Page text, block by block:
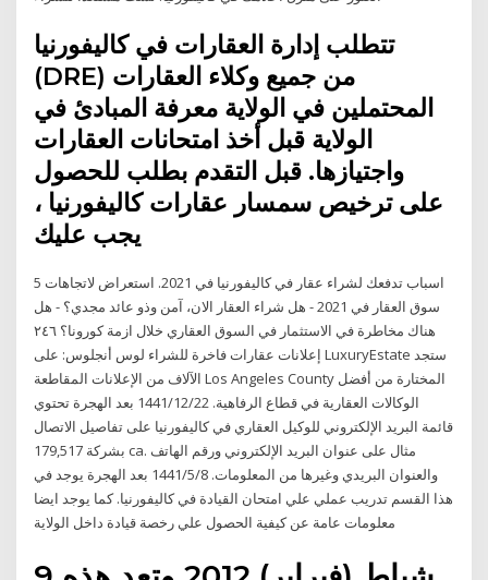
تتطلب إدارة العقارات في كاليفورنيا
(DRE) من جميع وكلاء العقارات
المحتملين في الولاية معرفة المبادئ في
الولاية قبل أخذ امتحانات العقارات
واجتيازها. قبل التقدم بطلب للحصول
على ترخيص سمسار عقارات كاليفورنيا ،
يجب عليك
5 اسباب تدفعك لشراء عقار في كاليفورنيا في 2021. استعراض لاتجاهات
سوق العقار في 2021 - هل شراء العقار الان، آمن وذو عائد مجدي؟ - هل
هناك مخاطرة في الاستثمار في السوق العقاري خلال ازمة كورونا؟ ٢٤٦
إعلانات عقارات فاخرة ﻟﻠﺸﺮاء لوس أنجلوس: على LuxuryEstate ستجد
الآلاف من الإعلانات المقاطعة Los Angeles County المختارة من أفضل
الوكالات العقارية في قطاع الرفاهية. 22‏‏/12‏‏/1441 بعد الهجرة تحتوي
قائمة البريد الإلكتروني للوكيل العقاري في كاليفورنيا على تفاصيل الاتصال
بشركة 179,517 ca. مثال على عنوان البريد الإلكتروني ورقم الهاتف
والعنوان البريدي وغيرها من المعلومات. 8‏‏/5‏‏/1441 بعد الهجرة يوجد في
هذا القسم تدريب عملي علي امتحان القيادة في كاليفورنيا. كما يوجد ايضا
معلومات عامة عن كيفية الحصول علي رخصة قيادة داخل الولاية